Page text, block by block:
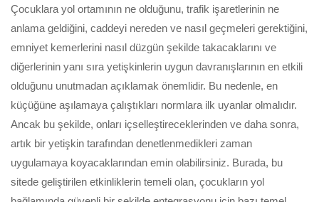
Çocuklara yol ortamının ne olduğunu, trafik işaretlerinin ne
anlama geldiğini, caddeyi nereden ve nasıl geçmeleri gerektiğini,
emniyet kemerlerini nasıl düzgün şekilde takacaklarını ve
diğerlerinin yanı sıra yetişkinlerin uygun davranışlarının en etkili
olduğunu unutmadan açıklamak önemlidir. Bu nedenle, en
küçüğüne aşılamaya çalıştıkları normlara ilk uyanlar olmalıdır.
Ancak bu şekilde, onları içselleştireceklerinden ve daha sonra,
artık bir yetişkin tarafından denetlenmedikleri zaman
uygulamaya koyacaklarından emin olabilirsiniz. Burada, bu
sitede geliştirilen etkinliklerin temeli olan, çocukların yol